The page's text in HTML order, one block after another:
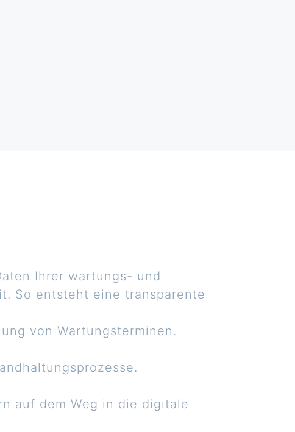
Ihrer wartungs- und
So entsteht eine transparente
von Wartungsterminen.
auf dem Weg in die digitale